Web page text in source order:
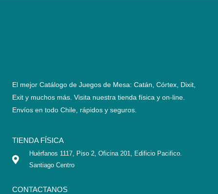
El mejor Catálogo de Juegos de Mesa: Catán, Córtex, Dixit,
Exit y muchos más. Visita nuestra tienda física y on-line.
Envíos en todo Chile, rápidos y seguros
TIENDA FÍSICA
Huérfanos 1117, Piso 2, Oficina 201, Edificio Pacifico.
Santiago Centro
CONTACTANOS